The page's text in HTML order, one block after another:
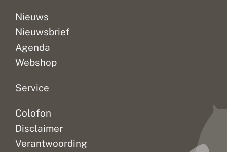
Nieuws
Nieuwsbrief
Agenda
Webshop
Service
Colofon
Disclaimer
Verantwoording